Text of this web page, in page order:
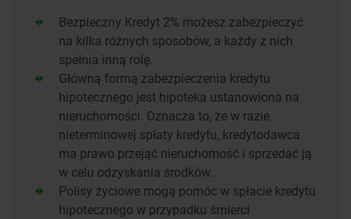
Bezpieczny Kredyt 2% możesz zabezpieczyć
na kilka różnych sposobów, a każdy z nich
spełnia inną rolę.
Główną formą zabezpieczenia kredytu
hipotecznego jest hipoteka ustanowiona na
nieruchomości. Oznacza to, że w razie
nieterminowej spłaty kredytu, kredytodawca
ma prawo przejąć nieruchomość i sprzedać ją
w celu odzyskania środków.
Polisy życiowe mogą pomóc w spłacie kredytu
hipotecznego w przypadku śmierci